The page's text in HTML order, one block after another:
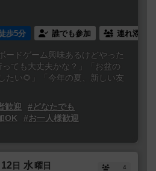
歩5分 誰でも参加 連れ添い
ードゲーム興味あるけどやった
ても大丈夫かな？」「お盆の
たい🌻」「今年の夏、新しい友
歓迎
#どなたでも
OK
#お一人様歓迎
12日 水曜日
4